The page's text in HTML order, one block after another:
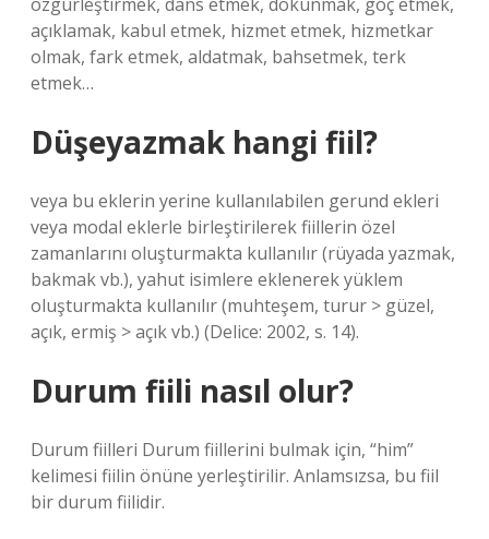
açıklamak, kabul etmek, hizmet etmek, hizmetkar
olmak, fark etmek, aldatmak, bahsetmek, terk
etmek…
Düşeyazmak hangi fiil?
veya bu eklerin yerine kullanılabilen gerund ekleri
veya modal eklerle birleştirilerek fiillerin özel
zamanlarını oluşturmakta kullanılır (rüyada yazmak,
bakmak vb.), yahut isimlere eklenerek yüklem
oluşturmakta kullanılır (muhteşem, turur > güzel,
açık, ermiş > açık vb.) (Delice: 2002, s. 14).
Durum fiili nasıl olur?
Durum fiilleri Durum fiillerini bulmak için, “him”
kelimesi fiilin önüne yerleştirilir. Anlamsızsa, bu fiil
bir durum fiilidir.